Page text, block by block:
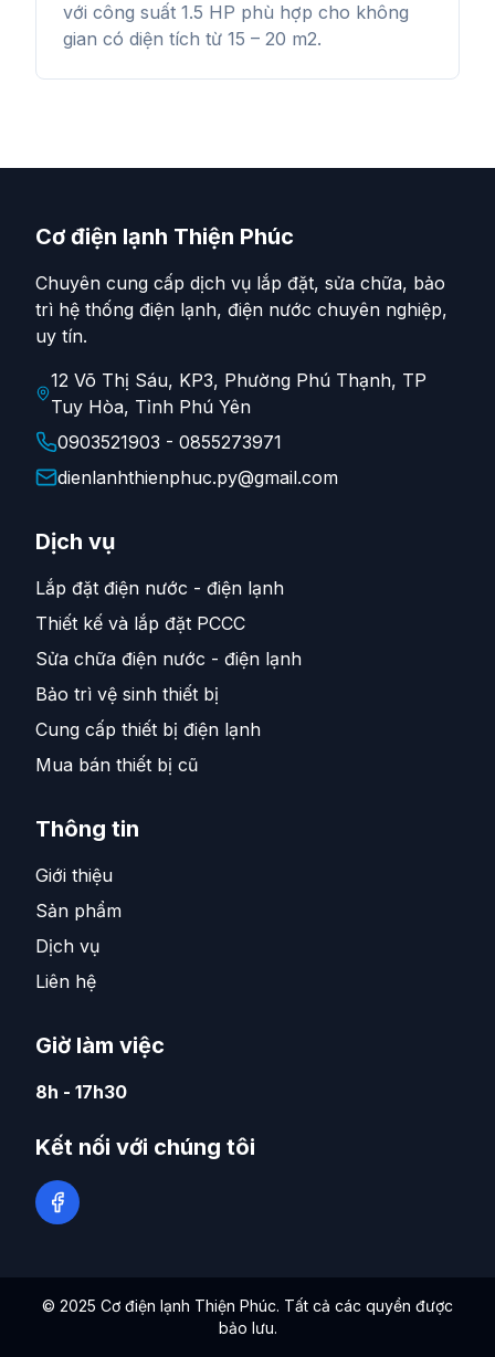
với công suất 1.5 HP phù hợp cho không
gian có diện tích từ 15 – 20 m2.
Cơ điện lạnh Thiện Phúc
Chuyên cung cấp dịch vụ lắp đặt, sửa chữa, bảo
trì hệ thống điện lạnh, điện nước chuyên nghiệp,
uy tín.
12 Võ Thị Sáu, KP3, Phường Phú Thạnh, TP
Tuy Hòa, Tỉnh Phú Yên
0903521903 - 0855273971
dienlanhthienphuc.py@gmail.com
Dịch vụ
Lắp đặt điện nước - điện lạnh
Thiết kế và lắp đặt PCCC
Sửa chữa điện nước - điện lạnh
Bảo trì vệ sinh thiết bị
Cung cấp thiết bị điện lạnh
Mua bán thiết bị cũ
Thông tin
Giới thiệu
Sản phẩm
Dịch vụ
Liên hệ
Giờ làm việc
8h - 17h30
Kết nối với chúng tôi
© 2025 Cơ điện lạnh Thiện Phúc. Tất cả các quyền được
bảo lưu.